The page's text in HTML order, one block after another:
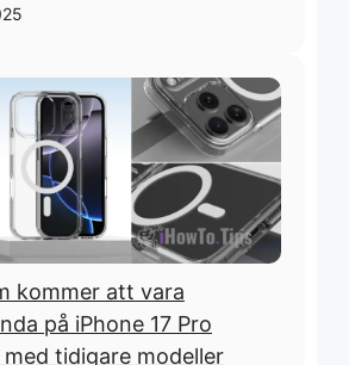
kommer att vara
på iPhone 17 Pro
tidigare modeller